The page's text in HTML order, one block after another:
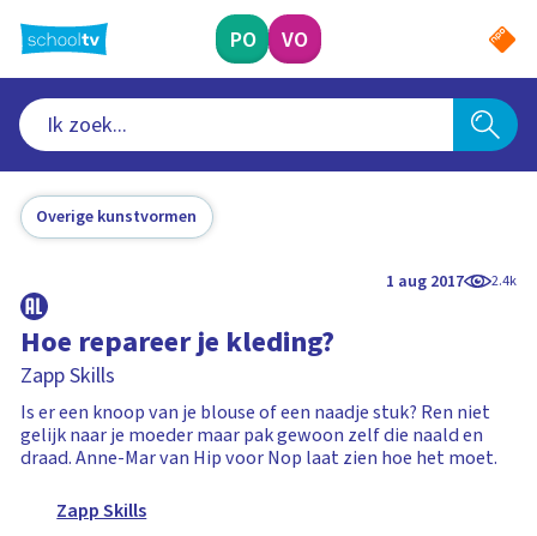
naar
hoofdinhoud
PO VO
Overige kunstvormen
1 aug 2017 2.4k
Hoe repareer je kleding?
Zapp Skills
Is er een knoop van je blouse of een naadje stuk? Ren niet
gelijk naar je moeder maar pak gewoon zelf die naald en
draad. Anne-Mar van Hip voor Nop laat zien hoe het moet.
Zapp Skills